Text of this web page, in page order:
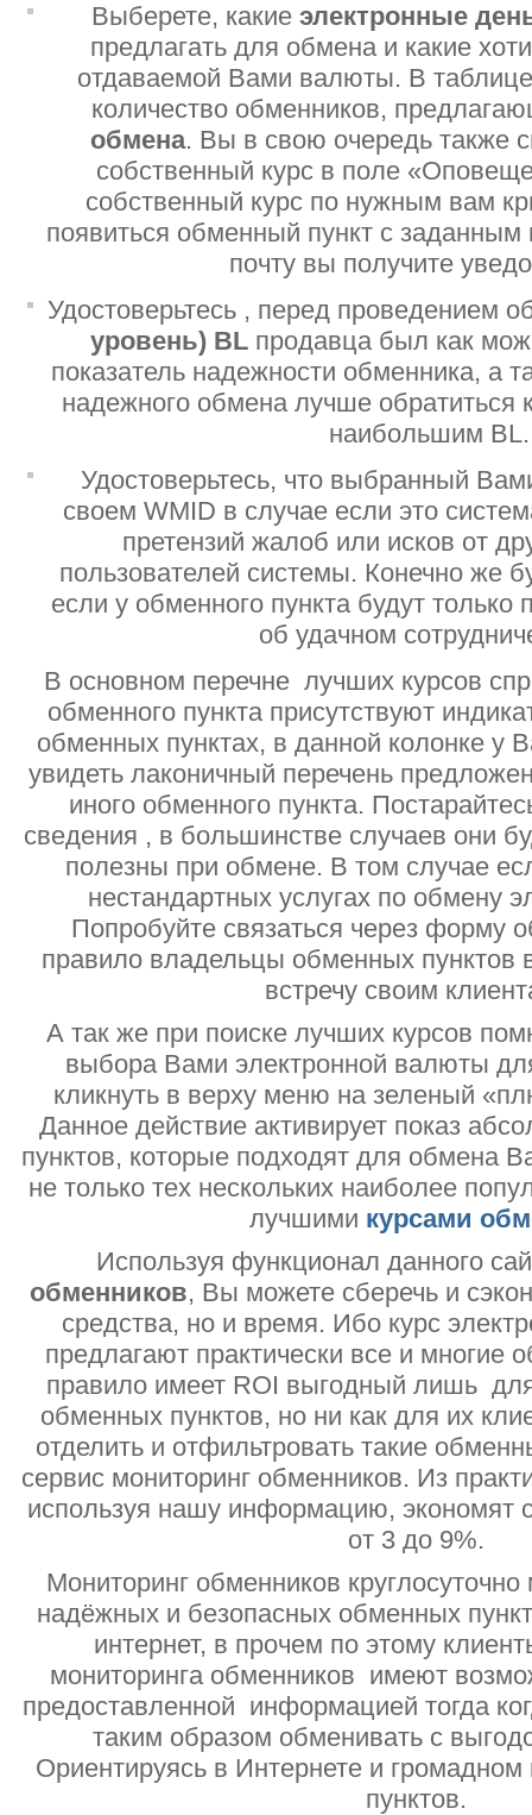
Выберете, какие электронные
предлагать для обмена и какие
отдаваемой Вами валюты. В таблице
количество обменников,
обмена. Вы в свою очередь также
собственный курс в поле
собственный курс по нужным вам
появиться обменный пункт с заданным
почту вы получите
Удостоверьтесь , перед проведением
уровень) BL продавца был как
показатель надежности обменника, а
надежного обмена лучше
наибольшим BL.
Удостоверьтесь, что выбранный
своем WMID в случае если это
претензий жалоб или исков от
пользователей системы. Конечно же
если у обменного пункта будут
об удачном
В основном перечне лучших курсов
обменного пункта присутствуют
обменных пунктах, в данной колонке у
увидеть лаконичный перечень
иного обменного пункта.
сведения , в большинстве случаев они
полезны при обмене. В том случае
нестандартных услугах по обмену
Попробуйте связаться через форму
правило владельцы обменных пунктов
встречу своим
А так же при поиске лучших курсов
выбора Вами электронной валюты
кликнуть в верху меню на зеленый
Данное действие активирует показ
пунктов, которые подходят для обмена
не только тех нескольких наиболее
лучшими курсами
Используя функционал данного
обменников, Вы можете сберечь и
средства, но и время. Ибо курс
предлагают практически все и многие
правило имеет ROI выгодный лишь
обменных пунктов, но ни как для их
отделить и отфильтровать такие
сервис мониторинг обменников. Из
используя нашу информацию, экономят
от 3 до 9%.
Мониторинг обменников круглосуточно
надёжных и безопасных обменных
интернет, в прочем по этому
мониторинга обменников имеют
предоставленной информацией тогда
таким образом обменивать с
Ориентируясь в Интернете и
пунктов.